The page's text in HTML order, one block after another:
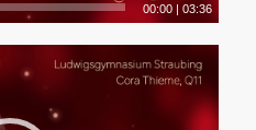
00:00 |03:36